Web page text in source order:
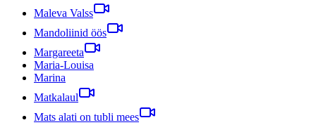
Maleva Valss
Mandoliinid öös
Margareeta
Maria-Louisa
Marina
Matkalaul
Mats alati on tubli mees